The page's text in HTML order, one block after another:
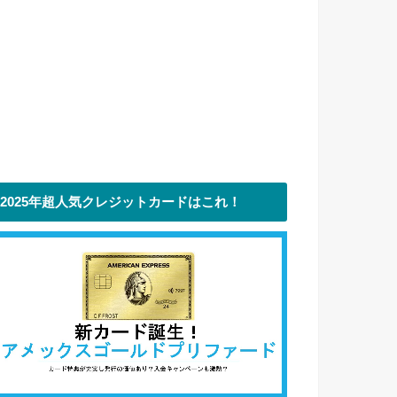
2025年超人気クレジットカードはこれ！